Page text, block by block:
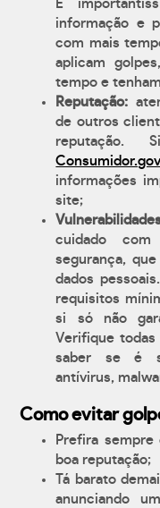
É
informação e
com mais
aplicam
tempo e
Reputação:
de outros
reputação.
informações
site;
cuidado com
segurança,
dados
requisitos
si só não
Verifique
saber se é
antívirus,
Como evitar
Prefira
boa reputação;
Tá barato
anunciando